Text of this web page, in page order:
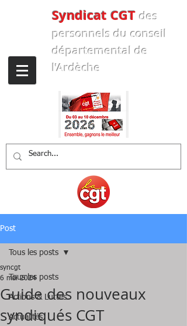
Syndicat CGT des
personnels du conseil
départemental de
l'Ardèche
Post
Tous les posts
Actions & Luttes
Actualités
Tous les posts
Guide des nouveaux
syndiqués CGT
syncgt
6 mai 2024